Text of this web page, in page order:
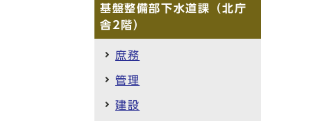
基盤整備部下水道課（北庁
舎2階）
庶務
管理
建設